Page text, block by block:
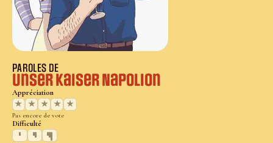
PAROLES DE
Unser Kaiser Napolion
Appréciation
★
★ ★ ★ ★
Pas encore de vote
Difficulté